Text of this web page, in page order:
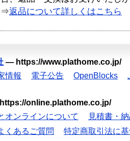
⇒返品について詳しくはこちら
— https://www.plathome.co.jp/
情報 電子公告 OpenBlocks
https://online.plathome.co.jp/
オンラインについて
見積書・
くあるご質問
特定商取引法に